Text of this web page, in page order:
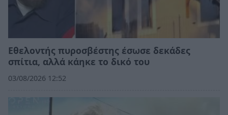
Εθελοντής πυροσβέστης έσωσε δεκάδες
σπίτια, αλλά κάηκε το δικό του
03/08/2026 12:52